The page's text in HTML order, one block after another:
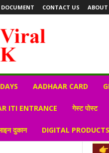
DOCUMENT CONTACT US ABOUT
AADHAAR CARD
ITI ENTRANCE गेस्ट पोस्ट
दुकान DIGITAL